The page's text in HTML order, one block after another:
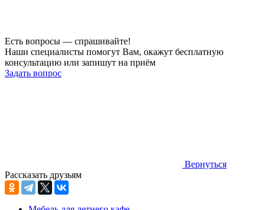
Есть вопросы — спрашивайте!
Наши специалисты помогут Вам, окажут бесплатную
консультацию или запишут на приём
Задать вопрос
Вернуться
Рассказать друзьям